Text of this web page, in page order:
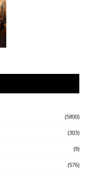
(5800)
(303)
(9)
(576)